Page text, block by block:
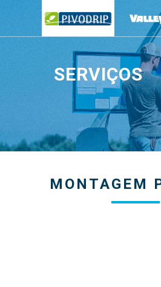
SERVIÇOS
MONTAGEM